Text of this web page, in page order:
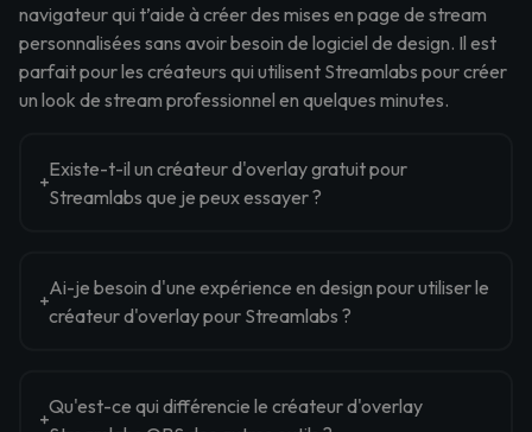
navigateur qui t’aide à créer des mises en page de stream
personnalisées sans avoir besoin de logiciel de design. Il est
parfait pour les créateurs qui utilisent Streamlabs pour créer
un look de stream professionnel en quelques minutes.
Existe-t-il un créateur d'overlay gratuit pour
Streamlabs que je peux essayer ?
Ai-je besoin d'une expérience en design pour utiliser le
créateur d'overlay pour Streamlabs ?
Qu'est-ce qui différencie le créateur d'overlay